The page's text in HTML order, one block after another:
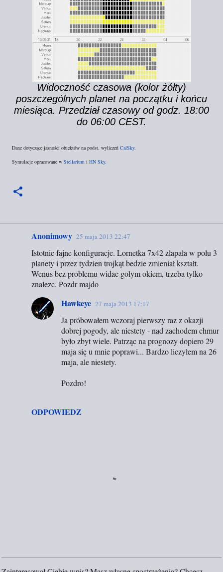
Widoczność czasowa (kolor żółty)
poszczególnych planet na początku i końcu
miesiąca. Przedział czasowy od godz. 18:00
do 06:00 CEST.
Dane dotyczące jasności obiektów na podst. wyliczeń CalSky.
Symulacje opracowane w Stellarium i HN Sky.
Anonimowy 25 maja 2013 22:47
Istotnie fajne konfiguracje. Lornetka 7x42 złapała w polu 3
planety i przez tydzien trojkąt bedzie zmieniał kształt.
Wenus bez problemu widac golym okiem, trzeba tylko
znalezc. Pozdr majdo
ODPOWIEDZ
Hawkeye 27 maja 2013 17:17
Ja próbowałem wczoraj pierwszy raz z okazji
dobrej pogody, ale niestety - nad zachodem chmur
było zbyt wiele. Patrząc na prognozy dopiero 29
maja się u mnie poprawi... Bardzo liczyłem na 26
maja, ale niestety.
Pozdro!